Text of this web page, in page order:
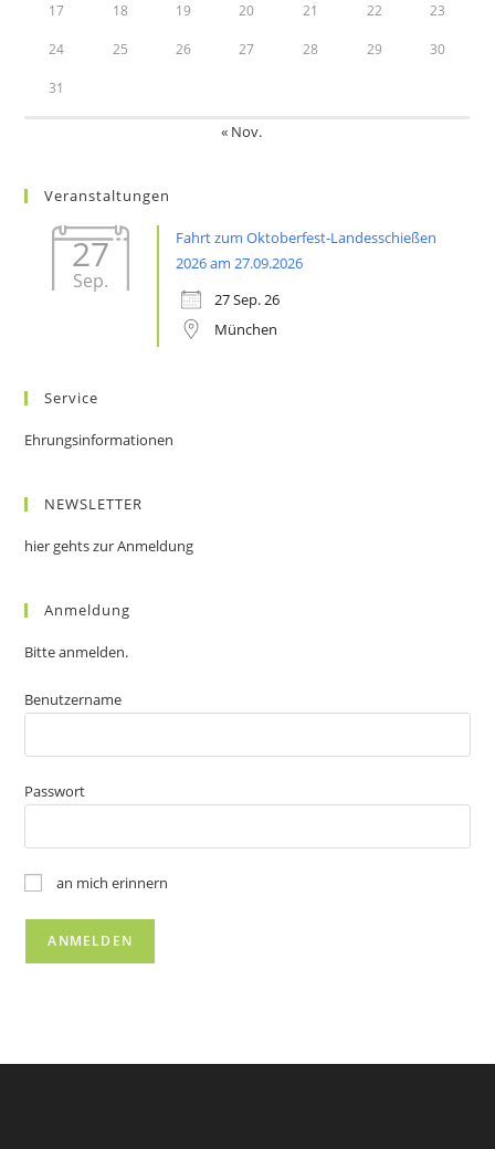
17 18 19 20 21 22 23
24 25 26 27 28 29 30
31
« Nov.
Veranstaltungen
27
Sep.
Fahrt zum Oktoberfest-Landesschießen
2026 am 27.09.2026
27 Sep. 26
München
Service
Ehrungsinformationen
NEWSLETTER
hier gehts zur Anmeldung
Anmeldung
Bitte anmelden.
Benutzername
Passwort
an mich erinnern